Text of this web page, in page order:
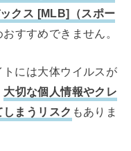
クス [MLB]（スポー
すすめできません。
には大体ウイルスが
大切な個人情報やクレ
まうリスク もありま